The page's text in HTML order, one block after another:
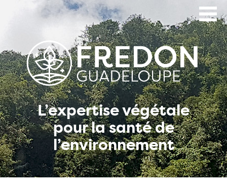
L’expertise végétale
pour la santé de
l’environnement